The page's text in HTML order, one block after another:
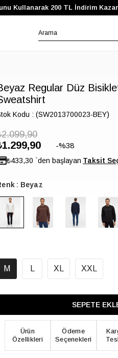
Kullanarak 200 TL İndirim Kazan
Regular Düz
Kodu (SW2013700023-BEY)
38
₺433,30 `den başlayan
Beyaz
M XL XXL
Ürün
Özellikleri
Ödeme
Seçenekleri